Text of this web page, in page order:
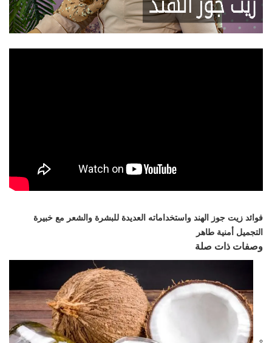
فوائد زيت جوز الهند واستخداماته العديدة للبشرة والشعر مع خبيرة
التجميل أمنية طاهر
وصفات ذات صلة